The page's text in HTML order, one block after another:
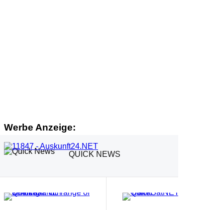
Werbe Anzeige:
QUICK NEWS